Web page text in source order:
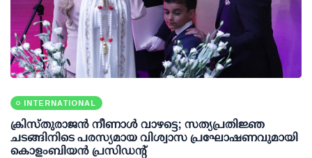
INTERNATIONAL
ക്രിസ്തുരാജൻ നീണാൾ വാഴട്ടെ; സത്യപ്രതിജ്ഞ
ചടങ്ങിനിടെ പരസ്യമായ വിശ്വാസ പ്രഘോഷണവുമായി
കൊളംബിയൻ പ്രസിഡന്റ്